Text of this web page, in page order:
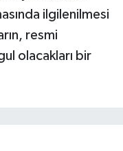
ilgilenilmesi
resmi
olacakları bir